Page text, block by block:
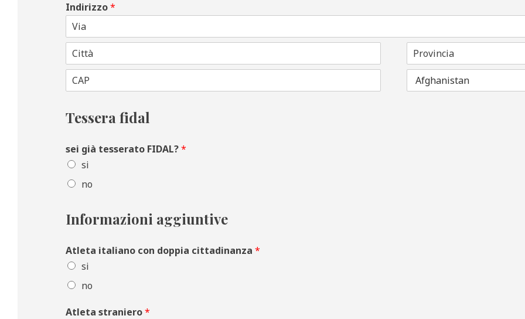
Indirizzo*
Tessera fidal
sei già tesserato FIDAL?*
si
no
Informazioni aggiuntive
Atleta italiano con doppia cittadinanza *
si
no
Atleta straniero*